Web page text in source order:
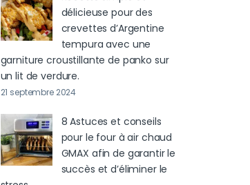
délicieuse pour des
crevettes d’Argentine
tempura avec une
garniture croustillante de panko sur
un lit de verdure.
21 septembre 2024
8 Astuces et conseils
pour le four à air chaud
GMAX afin de garantir le
succès et d’éliminer le